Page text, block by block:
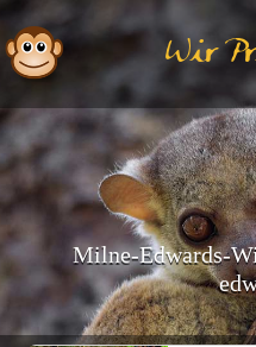
Wir
Milne-Edwards-